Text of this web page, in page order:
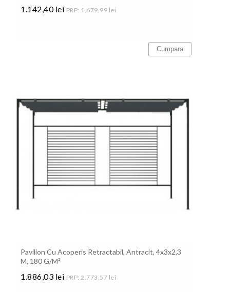
1.142,40 lei PRP: 1.679,99 lei
Cumpara
Pavilion Cu Acoperis Retractabil, Antracit, 4x3x2,3
M, 180 G/m²
1.886,03 lei PRP: 2.773,57 lei